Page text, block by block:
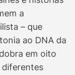
a
– que
ao DNA da
em oito
diferentes